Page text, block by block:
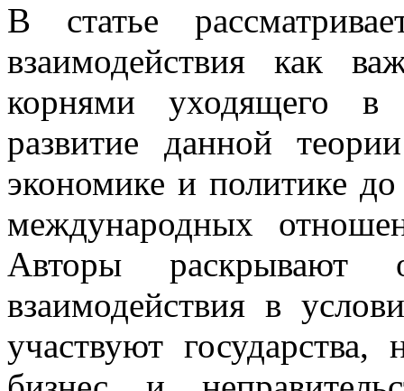
В статье
взаимодействия как
корнями уходящего в
развитие данной
экономике и политике
международных
Авторы раскрывают
взаимодействия в
участвуют государства,